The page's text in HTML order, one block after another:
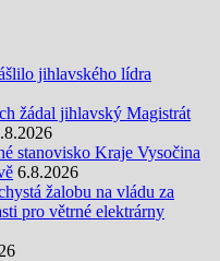
jihlavského lídra
žádal jihlavský Magistrát
stanovisko Kraje Vysočina
6.8.2026
žalobu na vládu za
pro větrné elektrárny